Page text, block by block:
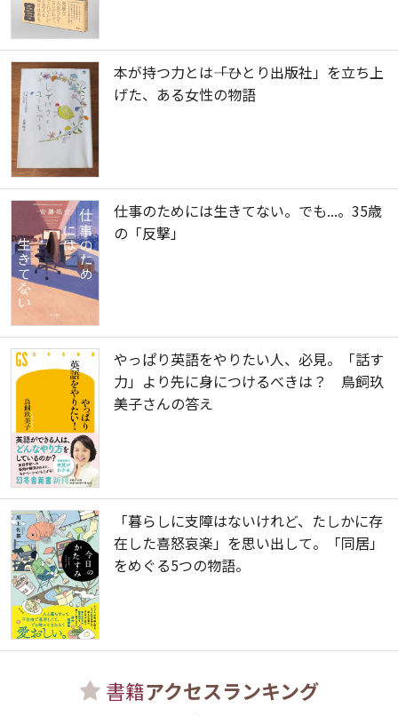
本が持つ力とは――「ひとり出版社」を立ち上
げた、ある女性の物語
仕事のためには生きてない。でも...。35歳
の「反撃」
やっぱり英語をやりたい人、必見。「話す
力」より先に身につけるべきは？ 鳥飼玖
美子さんの答え
「暮らしに支障はないけれど、たしかに存
在した喜怒哀楽」を思い出して。「同居」
をめぐる5つの物語。
書籍アクセスランキング